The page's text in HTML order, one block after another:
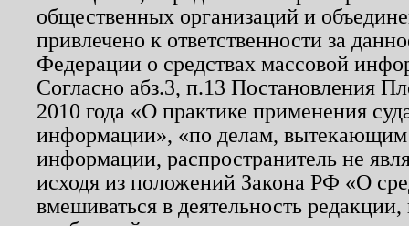
общественных организаций и
привлечено к ответственности за
Федерации о средствах массовой
Согласно абз.3, п.13 Постановления
2010 года «О практике применения
информации», «по делам, вытекающим
информации, распространитель не
исходя из положений Закона РФ «О
вмешиваться в деятельность